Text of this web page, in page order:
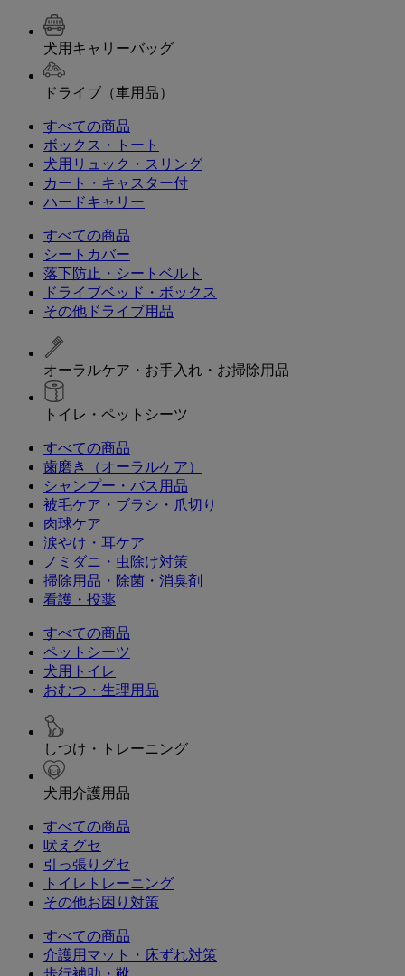
犬用キャリーバッグ
ドライブ（車用品）
すべての商品
ボックス・トート
犬用リュック・スリング
カート・キャスター付
ハードキャリー
すべての商品
シートカバー
落下防止・シートベルト
ドライブベッド・ボックス
その他ドライブ用品
オーラルケア・お手入れ・お掃除用品
トイレ・ペットシーツ
すべての商品
歯磨き（オーラルケア）
シャンプー・バス用品
被毛ケア・ブラシ・爪切り
肉球ケア
涙やけ・耳ケア
ノミダニ・虫除け対策
掃除用品・除菌・消臭剤
看護・投薬
すべての商品
ペットシーツ
犬用トイレ
おむつ・生理用品
しつけ・トレーニング
犬用介護用品
すべての商品
吠えグセ
引っ張りグセ
トイレトレーニング
その他お困り対策
すべての商品
介護用マット・床ずれ対策